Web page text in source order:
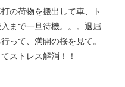
の荷物を搬出して車、ト
まで一旦待機。。。退屈
って、満開の桜を見て。
ストレス解消！！